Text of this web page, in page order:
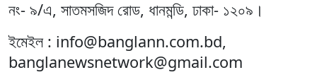
নং- ৯/এ, সাতমসজিদ রোড, ধানমন্ডি, ঢাকা- ১২০৯।
ইমেইল : info@banglann.com.bd,
banglanewsnetwork@gmail.com